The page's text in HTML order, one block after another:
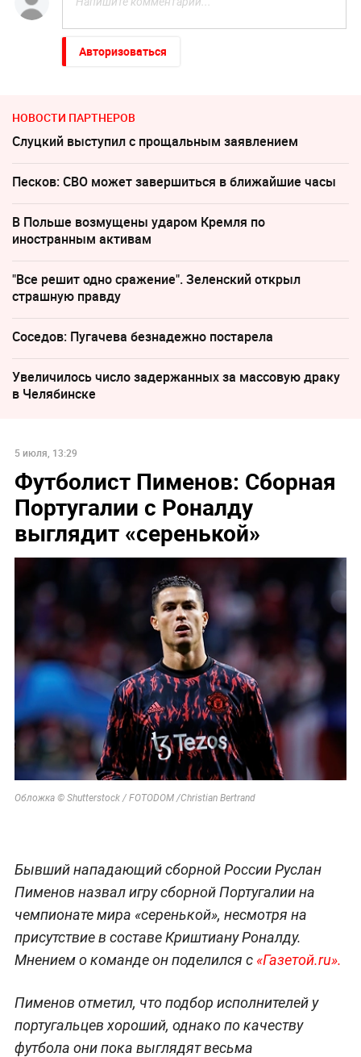
Авторизоваться
НОВОСТИ ПАРТНЕРОВ
Слуцкий выступил с прощальным заявлением
Песков: СВО может завершиться в ближайшие часы
В Польше возмущены ударом Кремля по
иностранным активам
"Все решит одно сражение". Зеленский открыл
страшную правду
Соседов: Пугачева безнадежно постарела
Увеличилось число задержанных за массовую драку
в Челябинске
5 июля, 13:29
Футболист Пименов: Сборная
Португалии с Роналду
выглядит «серенькой»
Обложка © Shutterstock / FOTODOM /Christian Bertrand
Бывший нападающий сборной России Руслан
Пименов назвал игру сборной Португалии на
чемпионате мира «серенькой», несмотря на
присутствие в составе Криштиану Роналду.
Мнением о команде он поделился с«Газетой.ru».
Пименов отметил, что подбор исполнителей у
португальцев хороший, однако по качеству
футбола они пока выглядят весьма